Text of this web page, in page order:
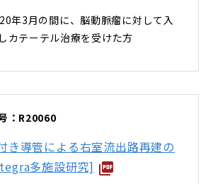
年3月の間に、脳動脈瘤に対して入
カテーテル治療を受けた方
：R20060
き導管による右室流出路再建の
多施設研究]